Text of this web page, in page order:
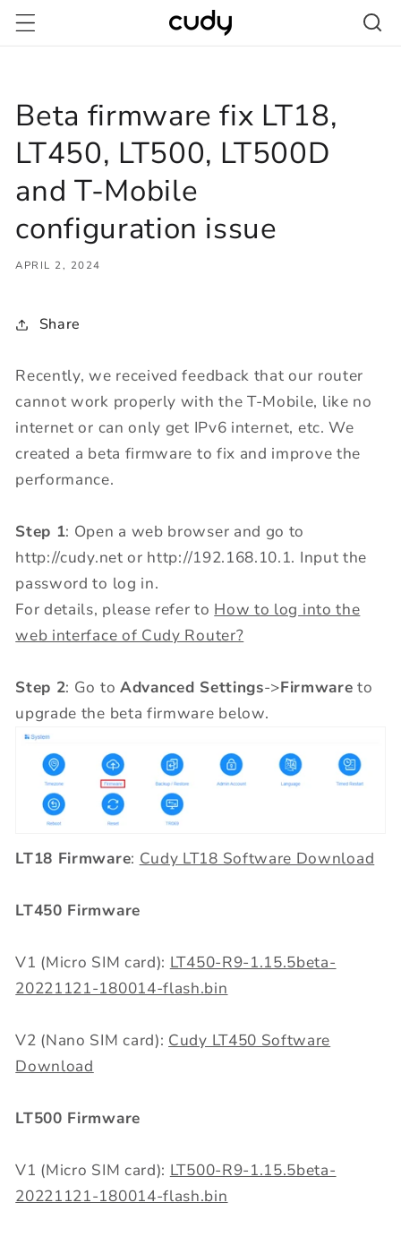
Skip to
content
Beta firmware fix LT18,
LT450, LT500, LT500D
and T-Mobile
configuration issue
APRIL 2, 2024
Share
Recently, we received feedback that our router
cannot work properly with the T-Mobile, like no
internet or can only get IPv6 internet, etc. We
created a beta firmware to fix and improve the
performance.
Step 1: Open a web browser and go to
http://cudy.net or http://192.168.10.1. Input the
password to log in.
For details, please refer to How to log into the
web interface of Cudy Router?
Step 2: Go to Advanced Settings->Firmware to
upgrade the beta firmware below.
LT18 Firmware: Cudy LT18 Software Download
LT450 Firmware
V1 (Micro SIM card): LT450-R9-1.15.5beta-
20221121-180014-flash.bin
V2 (Nano SIM card): Cudy LT450 Software
Download
LT500 Firmware
V1 (Micro SIM card): LT500-R9-1.15.5beta-
20221121-180014-flash.bin